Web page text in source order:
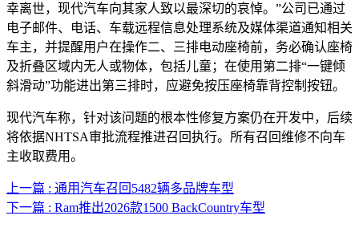
幸离世，现代汽车向其家人致以最深切的哀悼。”公司已通过
电子邮件、电话、车载远程信息处理系统及媒体渠道通知相关
车主，并提醒用户在操作二、三排电动座椅前，务必确认座椅
及折叠区域内无人或物体，包括儿童；在使用第二排“一键倾
斜滑动”功能进出第三排时，应避免按压座椅靠背控制按钮。
现代汽车称，针对该问题的根本性修复方案仍在开发中，后续
将依据NHTSA审批流程推进召回执行。所有召回维修不向车
主收取费用。
上一篇 : 通用汽车召回5482辆多品牌车型
下一篇 : Ram推出2026款1500 BackCountry车型